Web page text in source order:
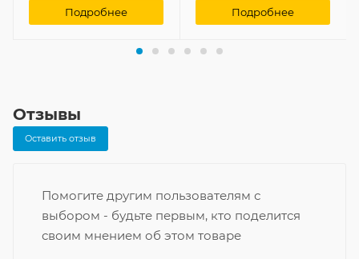
Подробнее Подробнее
Отзывы
Оставить отзыв
Помогите другим пользователям с
выбором - будьте первым, кто поделится
своим мнением об этом товаре